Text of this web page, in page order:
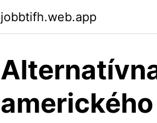
jobbtifh.web.app